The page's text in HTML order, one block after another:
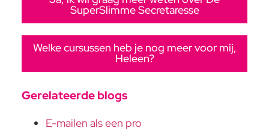
SuperSlimme Secretaresse
Welke cursussen heb je nog meer voor mij,
Heleen?
Gerelateerde blogs
E-mailen als een pro